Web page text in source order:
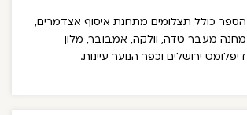
הספר כולל תצלומים מתחנת איסוף אצדמרים,
מחנה מעבר טדה, וולקה, אמבובר, מלון
דיפלומט ירושלים וכפר הנוער עיינות.